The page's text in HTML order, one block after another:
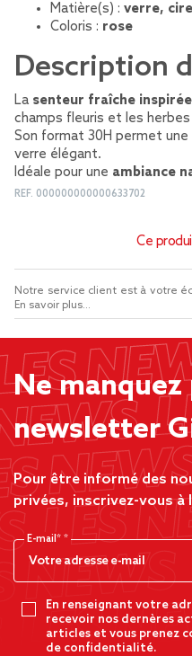
Matière(s) : verre, cire
Coloris : rose
Description
La senteur fraîche
champs fleuris et les
Son format 30H permet une
verre élégant.
Idéale pour une ambiance
REF. 000000000000633702
Ce
Notre service client est à votre
En savoir plus...
Ne manquez
newsletter
Pour être informé des
privées, inscrivez-vous à
E-mail*
En renseignant votre
recevoir nos dernères
articles et vous prenez
de confidentialité.